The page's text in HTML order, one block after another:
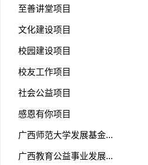
至善讲堂项目
文化建设项目
校园建设项目
校友工作项目
社会公益项目
感恩有你项目
广西师范大学发展基金...
广西教育公益事业发展...